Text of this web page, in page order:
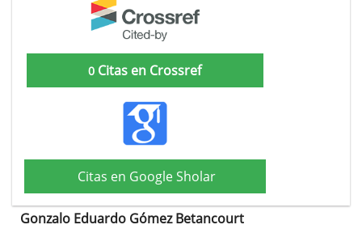
0 Citas en Crossref
Citas en Google Sholar
Gonzalo Eduardo Gómez Betancourt